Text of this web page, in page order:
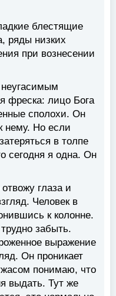
блестящие
ряды низких
при вознесении
фреска: лицо Бога
сполохи. Он
нему. Но если
в толпе
сегодня я одна. Он
глаза и
Человек в
к колонне.
забыть.
выражение
Он проникает
понимаю, что
выдать. Тут же